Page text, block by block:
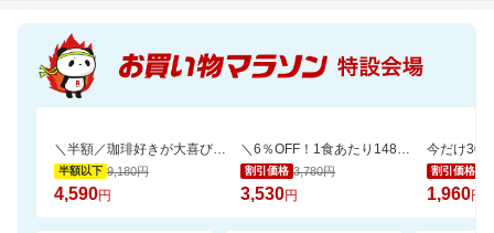
＼半額／珈琲好きが大喜び。銀座の専門店の芳醇なドリップ珈琲を飲み比べ10種100杯
半額以下 9,180円
4,590円
＼6％OFF！1食あたり148円／エコ梱包！パックご飯 180g×24食
割引価格 3,780円
3,530円
割引価格
1,960円